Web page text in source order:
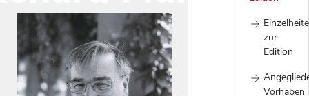
zur
Edition
Vorhaben